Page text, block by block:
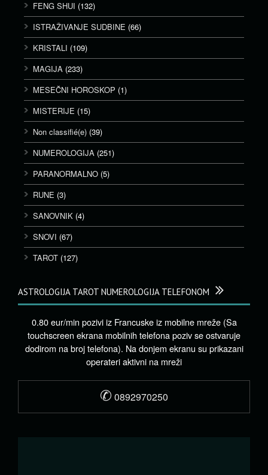
FENG SHUI (132)
ISTRAŽIVANJE SUDBINE (66)
KRISTALI (109)
MAGIJA (233)
MESEČNI HOROSKOP (1)
MISTERIJE (15)
Non classifié(e) (39)
NUMEROLOGIJA (251)
PARANORMALNO (5)
RUNE (3)
SANOVNIK (4)
SNOVI (67)
TAROT (127)
ASTROLOGIJA TAROT NUMEROLOGIJA TELEFONOM
0.80 eur/min pozivi iz Francuske iz mobilne mreže (Sa
touchscreen ekrana mobilnih telefona poziv se ostvaruje
dodirom na broj telefona). Na donjem ekranu su prikazani
operateri aktivni na mreži
✆ 0892970250